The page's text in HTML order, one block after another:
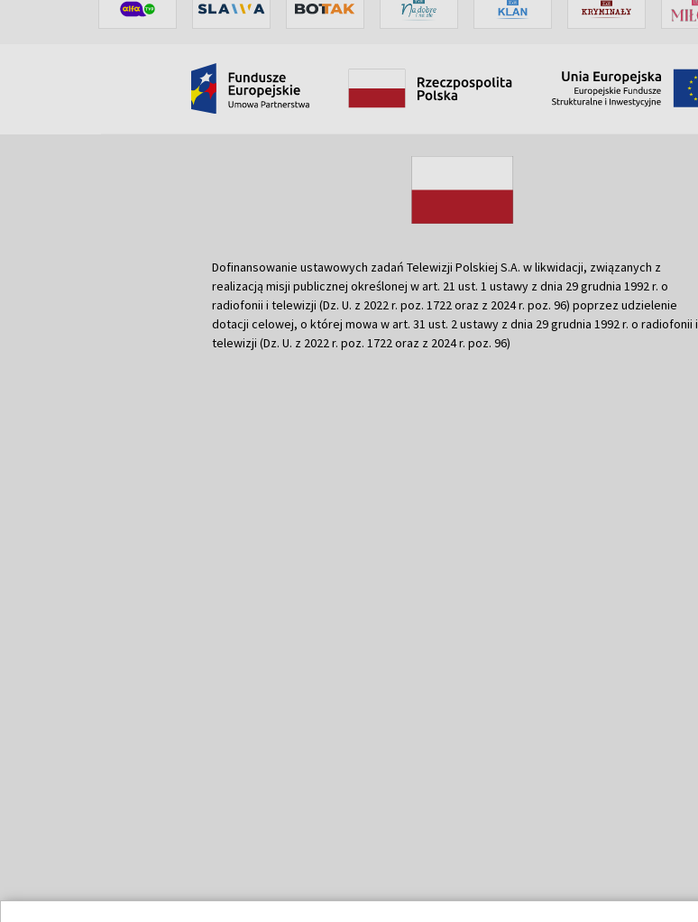
Dofinansowanie ustawowych zadań Telewizji Polskiej S.A. w likwidacji, związanych z
realizacją misji publicznej określonej w art. 21 ust. 1 ustawy z dnia 29 grudnia 1992 r. o
radiofonii i telewizji (Dz. U. z 2022 r. poz. 1722 oraz z 2024 r. poz. 96) poprzez udzielenie
dotacji celowej, o której mowa w art. 31 ust. 2 ustawy z dnia 29 grudnia 1992 r. o radiofonii i
telewizji (Dz. U. z 2022 r. poz. 1722 oraz z 2024 r. poz. 96)